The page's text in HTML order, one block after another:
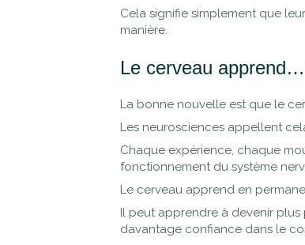
Cela signifie simplement que
manière.
Le cerveau
La bonne nouvelle est que le
Les neurosciences appellent
Chaque expérience, chaque
fonctionnement du système
Le cerveau apprend en
Il peut apprendre à devenir
davantage confiance dans le